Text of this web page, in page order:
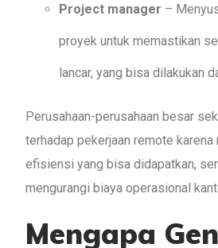
Project manager –
proyek untuk memastikan
lancar, yang bisa dilakukan
Perusahaan-perusahaan besar
terhadap pekerjaan remote
efisiensi yang bisa didapatkan,
mengurangi biaya operasional
Mengapa